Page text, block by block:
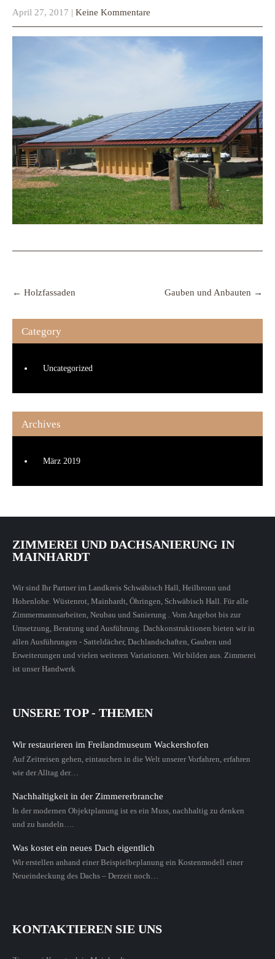
April 27, 2017 | Keine Kommentare
navigation
← Holzfassaden Gauben und Anbauten →
Category
Uncategorized
Archives
März 2019
ZIMMEREI UND DACHSANIERUNG IN
MAINHARDT
Wir sind Ihr Partner im Landkreis Schwäbisch Hall, Heilbronn und
Hohenlohe. Wüstenrot, Mainhardt, Öhringen, Schwäbisch Hall. Für alle
Zimmermannsarbeiten, Neubau und Sanierung . Vom Angebot bis zur
Umsetzung, Beratung und Ausführung. Dachkonstruktionen bieten wir in
allen Ausführungen - Satteldächer, Dachlandschaften, Gauben und
Erweiterungen und vielen weiteren Variationen. Wir bilden aus. Zimmerei
ist unser Handwerk
UNSERE TOP - THEMEN
Wir restaurieren im Freilandmuseum Wackershofen
Auf Zeitreisen gehen, eintauchen in die Welt unserer Vorfahren, erfahren
wie der Alltag der…
Nachhaltigkeit in der Zimmererbranche
In der modernen Objektplanung ist es ein Muss, nachhaltig zu denken
und zu handeln….
Was kostet ein neues Dach eigentlich
Wir erstellen anhand einer Beispielbeplanung ein Kostenmodell einer
Neueindeckung des Dachs – Derzeit noch…
KONTAKTIEREN SIE UNS